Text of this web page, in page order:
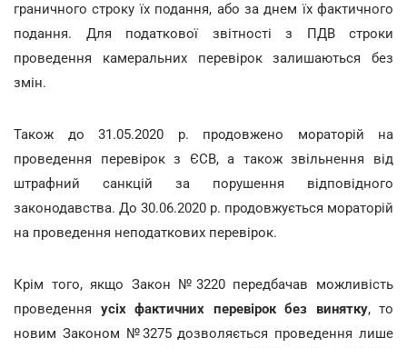
граничного строку їх подання, або за днем їх фактичного
подання. Для податкової звітності з ПДВ строки
проведення камеральних перевірок залишаються без
змін.
Також до 31.05.2020 р. продовжено мораторій на
проведення перевірок з ЄСВ, а також звільнення від
штрафний санкцій за порушення відповідного
законодавства. До 30.06.2020 р. продовжується мораторій
на проведення неподаткових перевірок.
Крім того, якщо Закон №3220 передбачав можливість
проведення усіх фактичних перевірок без винятку, то
новим Законом №3275 дозволяється проведення лише